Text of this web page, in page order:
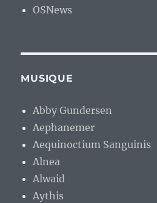
OSNews
MUSIQUE
Abby Gundersen
Aephanemer
Aequinoctium Sanguinis
Alnea
Alwaid
Aythis